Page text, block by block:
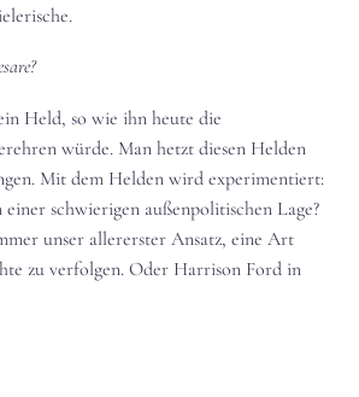
Held, so wie ihn heute die
würde. Man hetzt diesen Helden
Mit dem Helden wird experimentiert:
schwierigen außenpolitischen Lage?
unser allererster Ansatz, eine Art
zu verfolgen. Oder Harrison Ford in